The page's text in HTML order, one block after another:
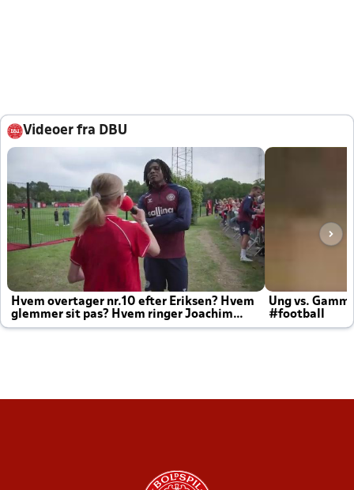
Videoer fra DBU
Hvem overtager nr.10 efter Eriksen? Hvem
glemmer sit pas? Hvem ringer Joachim
altid til efter kampe?
Ung vs.
#football